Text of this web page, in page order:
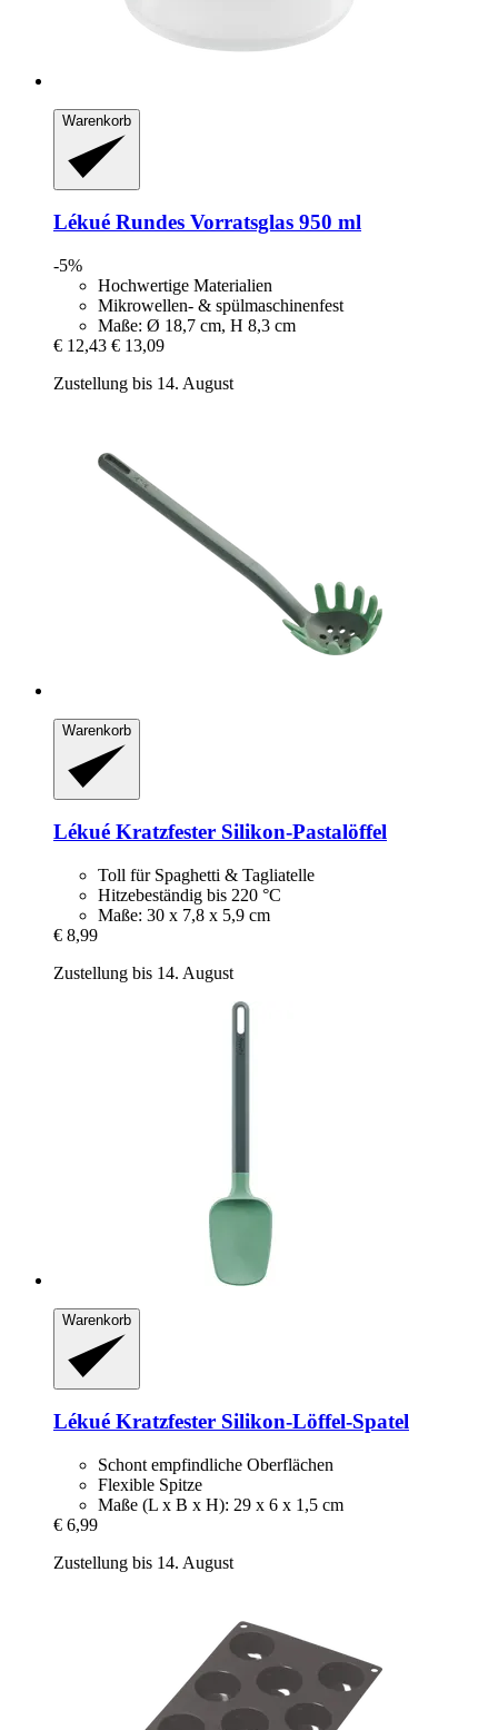
Warenkorb
Lékué Rundes Vorratsglas 950 ml
-5%
Hochwertige Materialien
Mikrowellen- & spülmaschinenfest
Maße: Ø 18,7 cm, H 8,3 cm
€ 12,43 € 13,09
Zustellung bis 14. August
Warenkorb
Lékué Kratzfester Silikon-​Pastalöffel
Toll für Spaghetti & Tagliatelle
Hitzebeständig bis 220 °C
Maße: 30 x 7,8 x 5,9 cm
€ 8,99
Zustellung bis 14. August
Warenkorb
Lékué Kratzfester Silikon-​Löffel-​Spatel
Schont empfindliche Oberflächen
Flexible Spitze
Maße (L x B x H): 29 x 6 x 1,5 cm
€ 6,99
Zustellung bis 14. August